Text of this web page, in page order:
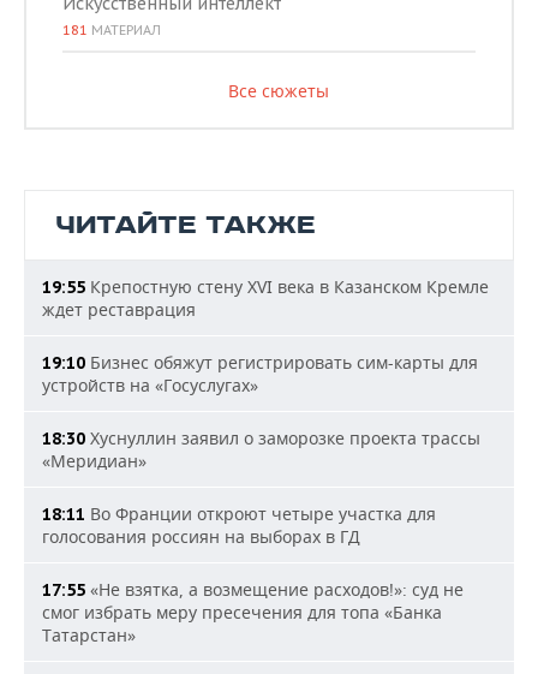
181 МАТЕРИАЛ
Все сюжеты
ЧИТАЙТЕ ТАКЖЕ
19:55 Крепостную стену XVI века в Казанском Кремле
ждет реставрация
19:10 Бизнес обяжут регистрировать сим-карты для
устройств на «Госуслугах»
18:30 Хуснуллин заявил о заморозке проекта трассы
«Меридиан»
18:11 Во Франции откроют четыре участка для
голосования россиян на выборах в ГД
17:55 «Не взятка, а возмещение расходов!»: суд не
смог избрать меру пресечения для топа «Банка
Татарстан»